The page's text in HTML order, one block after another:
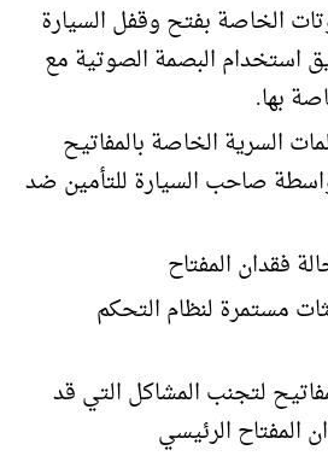
الخاصة بفتح وقفل السيارة
استخدام البصمة الصوتية مع
بها.
السرية الخاصة بالمفاتيح
صاحب السيارة للتأمين ضد
فقدان المفتاح
مستمرة لنظام التحكم
لتجنب المشاكل التي قد
الرئيسي